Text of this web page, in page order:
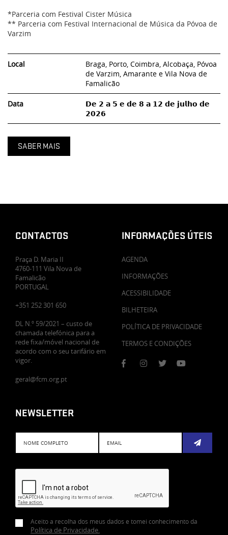
*Parceria com Festival Cister Música
** Parceria com Festival Internacional de Música da Póvoa de
Varzim
Local
Braga, Porto, Coimbra, Alcobaça, Póvoa
de Varzim, Amarante e Vila Nova de
Famalicão
Data
𝗗𝗲 𝟮 𝗮 𝟱 𝗲 𝗱𝗲 𝟴 𝗮 𝟭𝟮 𝗱𝗲 𝗷𝘂𝗹𝗵𝗼 𝗱𝗲
𝟮𝟬𝟮𝟲
SABER MAIS
CONTACTOS
Praça D. Maria II
4760-111 Vila Nova de
Famalicão
PORTUGAL
+351 252 301 650
DL N.º 59/2021 – custo de
chamada telefónica para a
rede fixa/móvel nacional de
acordo com o seu tarifário em
vigor.
geral@fcm.org.pt
INFORMAÇÕES ÚTEIS
AGENDA
INFORMAÇÕES
ACESSIBILIDADE
BILHETEIRA
POLÍTICA DE PRIVACIDADE
TERMOS E CONDIÇÕES
NEWSLETTER
Aceito a recolha dos meus dados e tomei conhecimento da
Política de Privacidade.